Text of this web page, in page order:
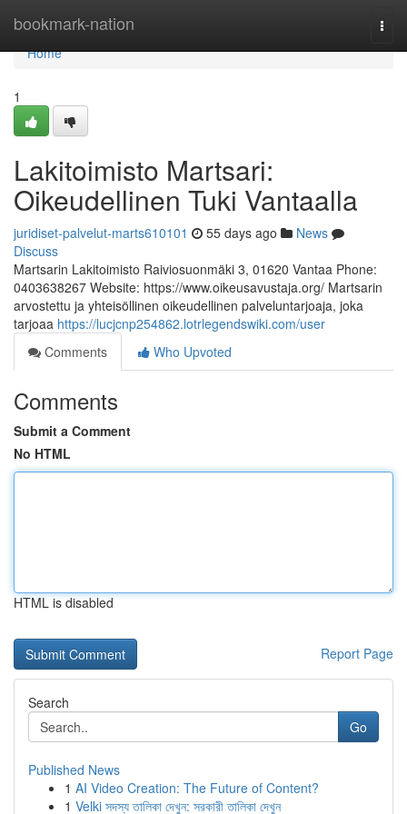
bookmark-nation
Home
Home
1
Lakitoimisto Martsari:
Oikeudellinen Tuki Vantaalla
juridiset-palvelut-marts610101 55 days ago
News
Discuss
Martsarin Lakitoimisto Raiviosuonmäki 3, 01620 Vantaa Phone:
0403638267 Website: https://www.oikeusavustaja.org/ Martsarin
arvostettu ja yhteisöllinen oikeudellinen palveluntarjoaja, joka
tarjoaa https://lucjcnp254862.lotrlegendswiki.com/user
Comments
Who Upvoted
Comments
Submit a Comment
No HTML
HTML is disabled
Report Page
Search
Go
Published News
1 AI Video Creation: The Future of Content?
1 Velki সদস্য তালিকা দেখুন: সরকারী তালিকা দেখুন